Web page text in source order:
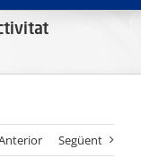
Següent